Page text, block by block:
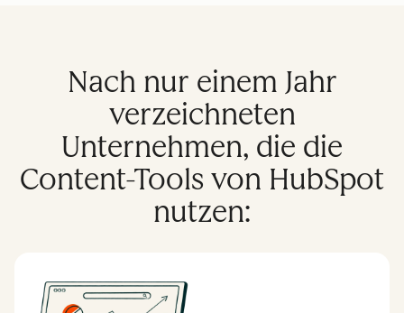
Nach nur einem Jahr
verzeichneten
Unternehmen, die die
Content-Tools von HubSpot
nutzen: